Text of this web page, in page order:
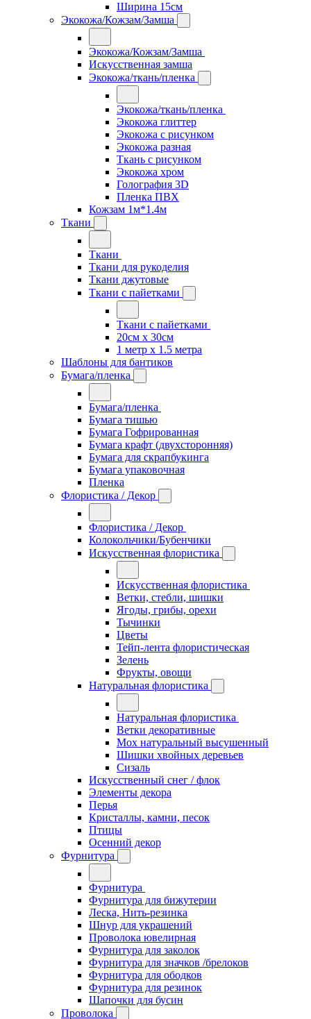
Ширина 15см
Экокожа/Кожзам/Замша
Экокожа/Кожзам/Замша
Искусственная замша
Экокожа/ткань/пленка
Экокожа/ткань/пленка
Экокожа глиттер
Экокожа с рисунком
Экокожа разная
Ткань с рисунком
Экокожа хром
Голография 3D
Пленка ПВХ
Кожзам 1м*1.4м
Ткани
Ткани
Ткани для рукоделия
Ткани джутовые
Ткани с пайетками
Ткани с пайетками
20см х 30см
1 метр х 1.5 метра
Шаблоны для бантиков
Бумага/пленка
Бумага/пленка
Бумага тишью
Бумага Гофрированная
Бумага крафт (двухсторонняя)
Бумага для скрапбукинга
Бумага упаковочная
Пленка
Флористика / Декор
Флористика / Декор
Колокольчики/Бубенчики
Искусственная флористика
Искусственная флористика
Ветки, стебли, шишки
Ягоды, грибы, орехи
Тычинки
Цветы
Тейп-лента флористическая
Зелень
Фрукты, овощи
Натуральная флористика
Натуральная флористика
Ветки декоративные
Мох натуральный высушенный
Шишки хвойных деревьев
Сизаль
Искусственный снег / флок
Элементы декора
Перья
Кристаллы, камни, песок
Птицы
Осенний декор
Фурнитура
Фурнитура
Фурнитура для бижутерии
Леска, Нить-резинка
Шнур для украшений
Проволока ювелирная
Фурнитура для заколок
Фурнитура для значков /брелоков
Фурнитура для ободков
Фурнитура для резинок
Шапочки для бусин
Проволока